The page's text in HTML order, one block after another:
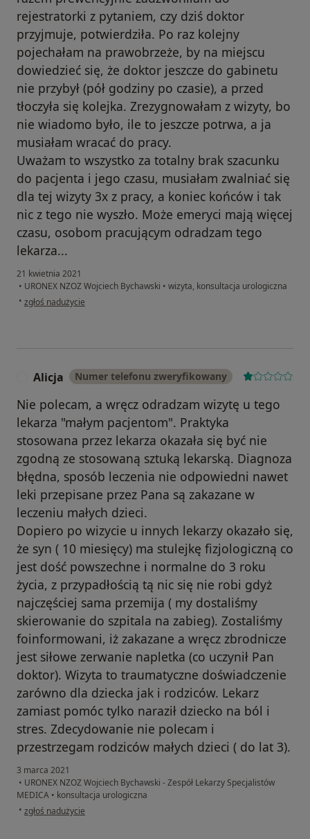
rejestratorki z pytaniem, czy dziś doktor
przyjmuje, potwierdziła. Po raz kolejny
pojechałam na prawobrzeże, by na miejscu
dowiedzieć się, że doktor jeszcze do gabinetu
nie przybył (pół godziny po czasie), a przed
tłoczyła się kolejka. Zrezygnowałam z wizyty, bo
nie wiadomo było, ile to jeszcze potrwa, a ja
musiałam wracać do pracy.
Uważam to wszystko za totalny brak szacunku
do pacjenta i jego czasu, musiałam zwalniać się
dla tej wizyty 3x z pracy, a koniec końców i tak
nic z tego nie wyszło. Może emeryci mają więcej
czasu, osobom pracującym odradzam tego
lekarza...
21 kwietnia 2021
• URONEX NZOZ Wojciech Bychawski • wizyta, konsultacja urologiczna
• w opinii użytkownika Pacjentka
zgłoś nadużycie
Alicja Numer telefonu zweryfikowany
Nie polecam, a wręcz odradzam wizytę u tego
lekarza "małym pacjentom". Praktyka
stosowana przez lekarza okazała się być nie
zgodną ze stosowaną sztuką lekarską. Diagnoza
błędna, sposób leczenia nie odpowiedni nawet
leki przepisane przez Pana są zakazane w
leczeniu małych dzieci.
Dopiero po wizycie u innych lekarzy okazało się,
że syn ( 10 miesięcy) ma stulejkę fizjologiczną co
jest dość powszechne i normalne do 3 roku
życia, z przypadłością tą nic się nie robi gdyż
najczęściej sama przemija ( my dostaliśmy
skierowanie do szpitala na zabieg). Zostaliśmy
foinformowani, iż zakazane a wręcz zbrodnicze
jest siłowe zerwanie napletka (co uczynił Pan
doktor). Wizyta to traumatyczne doświadczenie
zarówno dla dziecka jak i rodziców. Lekarz
zamiast pomóc tylko naraził dziecko na ból i
stres. Zdecydowanie nie polecam i
przestrzegam rodziców małych dzieci ( do lat 3).
3 marca 2021
• URONEX NZOZ Wojciech Bychawski - Zespół Lekarzy Specjalistów
MEDICA • konsultacja urologiczna
• w opinii użytkownika Alicja
zgłoś nadużycie